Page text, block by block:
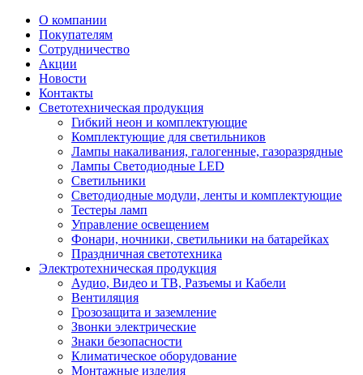
О компании
Покупателям
Сотрудничество
Акции
Новости
Контакты
Светотехническая продукция
Гибкий неон и комплектующие
Комплектующие для светильников
Лампы накаливания, галогенные, газоразрядные
Лампы Светодиодные LED
Светильники
Светодиодные модули, ленты и комплектующие
Тестеры ламп
Управление освещением
Фонари, ночники, светильники на батарейках
Праздничная светотехника
Электротехническая продукция
Аудио, Видео и ТВ, Разъемы и Кабели
Вентиляция
Грозозащита и заземление
Звонки электрические
Знаки безопасности
Климатическое оборудование
Монтажные изделия